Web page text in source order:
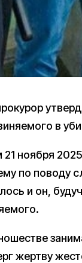
в
ноября
по поводу
и он,
жертву